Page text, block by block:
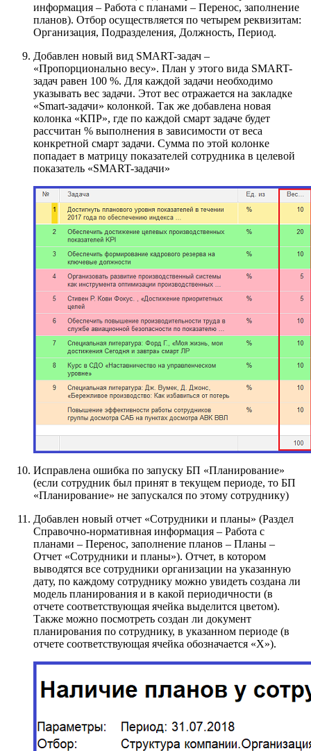
информация – Работа с планами – Перенос, заполнение
планов). Отбор осуществляется по четырем реквизитам:
Организация, Подразделения, Должность, Период.
Добавлен новый вид SMART-задач –
«Пропорционально весу». План у этого вида SMART-
задач равен 100 %. Для каждой задачи необходимо
указывать вес задачи. Этот вес отражается на закладке
«Smart-задачи» колонкой. Так же добавлена новая
колонка «КПР», где по каждой смарт задаче будет
рассчитан % выполнения в зависимости от веса
конкретной смарт задачи. Сумма по этой колонке
попадает в матрицу показателей сотрудника в целевой
показатель «SMART-задачи»
Исправлена ошибка по запуску БП «Планирование»
(если сотрудник был принят в текущем периоде, то БП
«Планирование» не запускался по этому сотруднику)
Добавлен новый отчет «Сотрудники и планы» (Раздел
Справочно-нормативная информация – Работа с
планами – Перенос, заполнение планов – Планы –
Отчет «Сотрудники и планы»). Отчет, в котором
выводятся все сотрудники организации на указанную
дату, по каждому сотруднику можно увидеть создана ли
модель планирования и в какой периодичности (в
отчете соответствующая ячейка выделится цветом).
Также можно посмотреть создан ли документ
планирования по сотруднику, в указанном периоде (в
отчете соответствующая ячейка обозначается «Х»).